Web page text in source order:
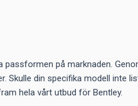
på marknaden.
Skulle din specifika modell inte
hela vårt utbud för Bentley.